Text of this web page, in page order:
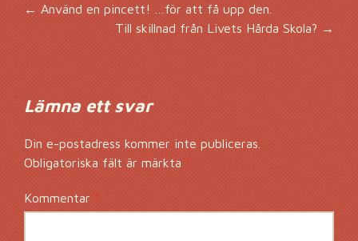
Inläggsnavigering
←Använd en pincett! …för att få upp den.
Till skillnad från Livets Hårda Skola?→
Lämna ett svar
Din e-postadress kommer inte publiceras.
Obligatoriska fält är märkta*
Kommentar*